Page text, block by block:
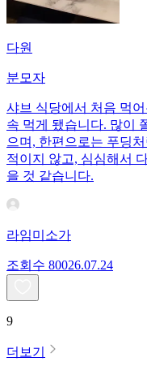
다원
분모자
샤브 식당에서 처음 먹
속 먹게 됐습니다. 많이
으며, 한편으로는 푸딩
적이지 않고, 심심해서
을 것 같습니다.
라임미소가
조회수 80026.07.24
9
더보기